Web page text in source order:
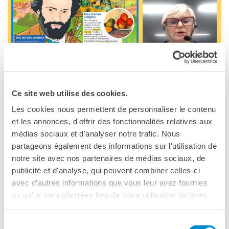
Ce site web utilise des cookies.
Les cookies nous permettent de personnaliser le contenu
et les annonces, d'offrir des fonctionnalités relatives aux
médias sociaux et d'analyser notre trafic. Nous
partageons également des informations sur l'utilisation de
notre site avec nos partenaires de médias sociaux, de
publicité et d'analyse, qui peuvent combiner celles-ci
avec d'autres informations que vous leur avez fournies
ou qu'ils ont collectées lors de votre utilisation de leurs
Cours pour les écoles
Cours entreprises
Informazioni utili: Calendario
e CGV
DIPLÔMES ET TESTS
Test de Connaissance du
Français TCF
SERVICES DE
TRADUCTION
MÉDIATHÈQUE
Accès au catalogue
Culturethèque
CINEMA
ÉCOLE & UNIVERSITÉ
Online
Nouveauté 2026 : le
webinaire d’Isabelle
Chaque mois, notre coordinatrice pédagogique vous
Les activités sont conçues pour être pratiques, ludiques et